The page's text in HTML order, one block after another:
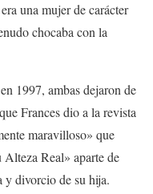
una mujer de carácter
chocaba con la
1997, ambas dejaron de
Frances dio a la revista
maravilloso» que
Real» aparte de
y divorcio de su hija.